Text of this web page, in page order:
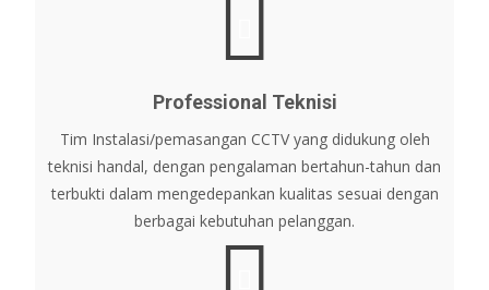
Professional Teknisi
Tim Instalasi/pemasangan CCTV yang didukung oleh
teknisi handal, dengan pengalaman bertahun-tahun dan
terbukti dalam mengedepankan kualitas sesuai dengan
berbagai kebutuhan pelanggan.